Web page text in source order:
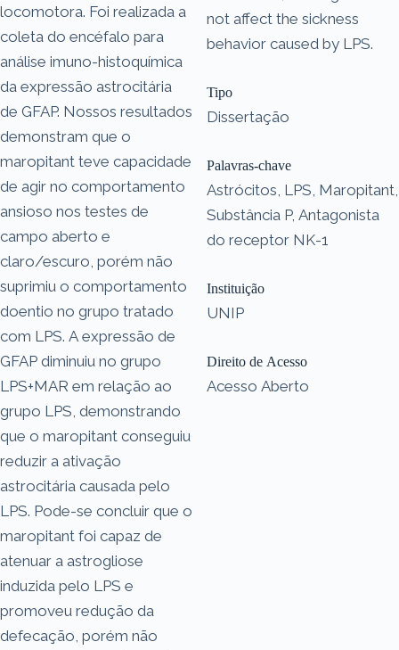
locomotora. Foi realizada a
coleta do encéfalo para
análise imuno-histoquímica
da expressão astrocitária
de GFAP. Nossos resultados
demonstram que o
maropitant teve capacidade
de agir no comportamento
ansioso nos testes de
campo aberto e
claro/escuro, porém não
suprimiu o comportamento
doentio no grupo tratado
com LPS. A expressão de
GFAP diminuiu no grupo
LPS+MAR em relação ao
grupo LPS, demonstrando
que o maropitant conseguiu
reduzir a ativação
astrocitária causada pelo
LPS. Pode-se concluir que o
maropitant foi capaz de
atenuar a astrogliose
induzida pelo LPS e
promoveu redução da
defecação, porém não
not affect the sickness
behavior caused by LPS.
Tipo
Dissertação
Palavras-chave
Astrócitos, LPS, Maropitant,
Substância P, Antagonista
do receptor NK-1
Instituição
UNIP
Direito de Acesso
Acesso Aberto